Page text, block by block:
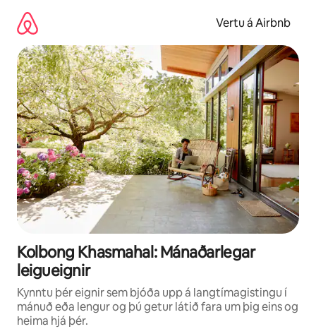
beint
Vertu á Airbnb
Kolbong Khasmahal: Mánaðarlegar
leigueignir
Kynntu þér eignir sem bjóða upp á langtímagistingu í
mánuð eða lengur og þú getur látið fara um þig eins og
heima hjá þér.